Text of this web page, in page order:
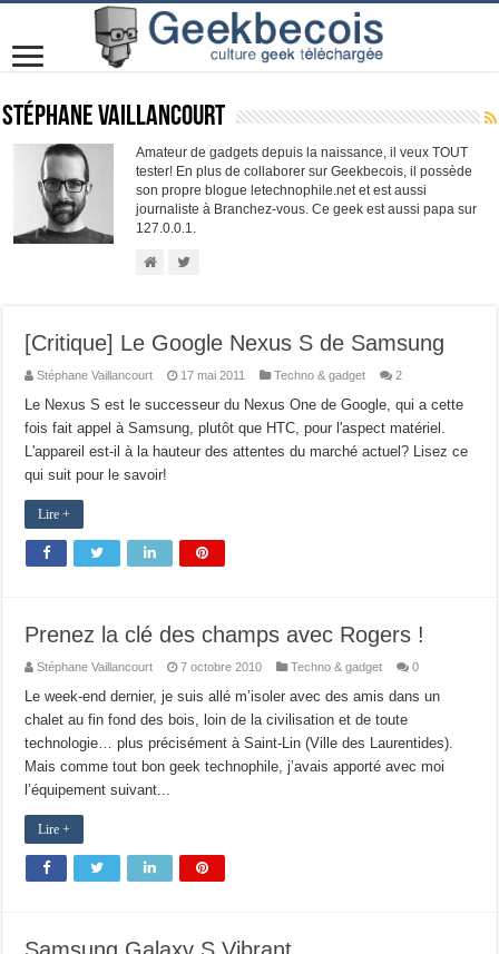
Stéphane Vaillancourt
Amateur de gadgets depuis la naissance, il veux TOUT
tester! En plus de collaborer sur Geekbecois, il possède
son propre blogue letechnophile.net et est aussi
journaliste à Branchez-vous. Ce geek est aussi papa sur
127.0.0.1.
[Critique] Le Google Nexus S de Samsung
Stéphane Vaillancourt 17 mai 2011 Techno & gadget 2
Le Nexus S est le successeur du Nexus One de Google, qui a cette
fois fait appel à Samsung, plutôt que HTC, pour l'aspect matériel.
L'appareil est-il à la hauteur des attentes du marché actuel? Lisez ce
qui suit pour le savoir!
Lire +
Prenez la clé des champs avec Rogers !
Stéphane Vaillancourt 7 octobre 2010 Techno & gadget 0
Le week-end dernier, je suis allé m’isoler avec des amis dans un
chalet au fin fond des bois, loin de la civilisation et de toute
technologie… plus précisément à Saint-Lin (Ville des Laurentides).
Mais comme tout bon geek technophile, j’avais apporté avec moi
l’équipement suivant...
Lire +